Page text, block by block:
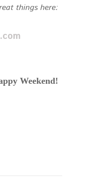
things here:
Weekend!